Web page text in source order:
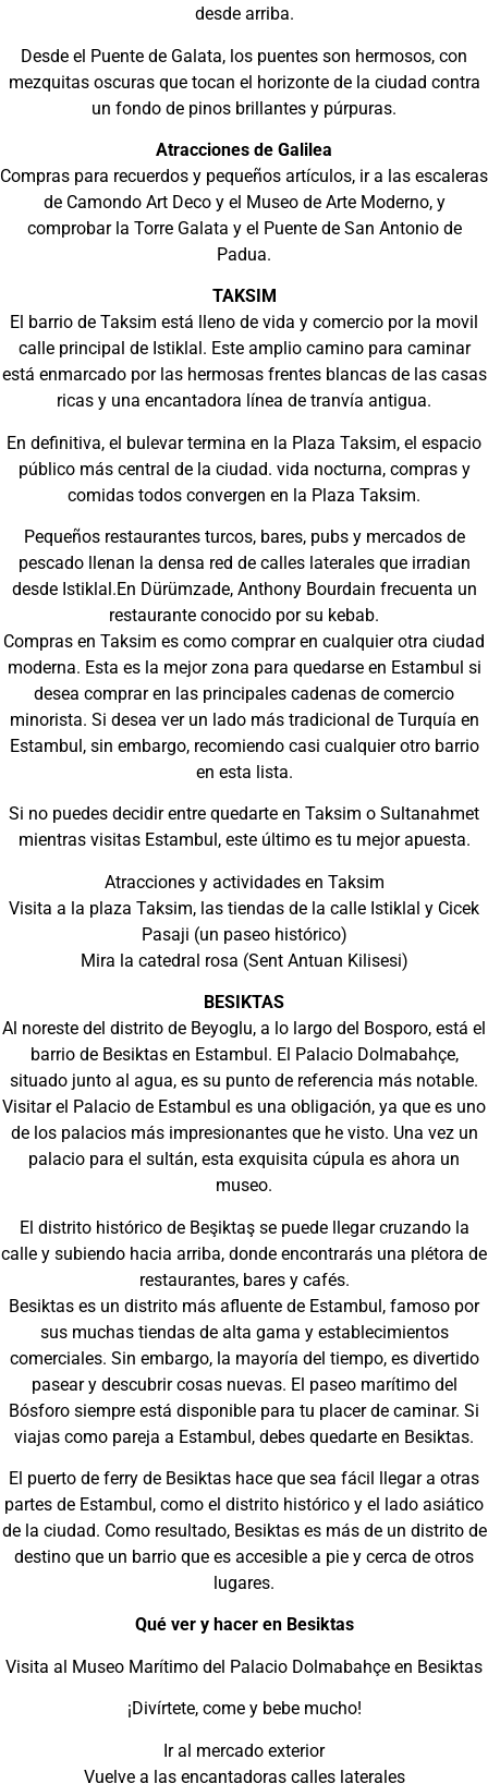
desde arriba.
Desde el Puente de Galata, los puentes son hermosos, con
mezquitas oscuras que tocan el horizonte de la ciudad contra
un fondo de pinos brillantes y púrpuras.
Atracciones de Galilea
Compras para recuerdos y pequeños artículos, ir a las escaleras
de Camondo Art Deco y el Museo de Arte Moderno, y
comprobar la Torre Galata y el Puente de San Antonio de
Padua.
TAKSIM
El barrio de Taksim está lleno de vida y comercio por la movil
calle principal de Istiklal. Este amplio camino para caminar
está enmarcado por las hermosas frentes blancas de las casas
ricas y una encantadora línea de tranvía antigua.
En definitiva, el bulevar termina en la Plaza Taksim, el espacio
público más central de la ciudad. vida nocturna, compras y
comidas todos convergen en la Plaza Taksim.
Pequeños restaurantes turcos, bares, pubs y mercados de
pescado llenan la densa red de calles laterales que irradian
desde Istiklal.En Dürümzade, Anthony Bourdain frecuenta un
restaurante conocido por su kebab.
Compras en Taksim es como comprar en cualquier otra ciudad
moderna. Esta es la mejor zona para quedarse en Estambul si
desea comprar en las principales cadenas de comercio
minorista. Si desea ver un lado más tradicional de Turquía en
Estambul, sin embargo, recomiendo casi cualquier otro barrio
en esta lista.
Si no puedes decidir entre quedarte en Taksim o Sultanahmet
mientras visitas Estambul, este último es tu mejor apuesta.
Atracciones y actividades en Taksim
Visita a la plaza Taksim, las tiendas de la calle Istiklal y Cicek
Pasaji (un paseo histórico)
Mira la catedral rosa (Sent Antuan Kilisesi)
BESIKTAS
Al noreste del distrito de Beyoglu, a lo largo del Bosporo, está el
barrio de Besiktas en Estambul. El Palacio Dolmabahçe,
situado junto al agua, es su punto de referencia más notable.
Visitar el Palacio de Estambul es una obligación, ya que es uno
de los palacios más impresionantes que he visto. Una vez un
palacio para el sultán, esta exquisita cúpula es ahora un
museo.
El distrito histórico de Beşiktaş se puede llegar cruzando la
calle y subiendo hacia arriba, donde encontrarás una plétora de
restaurantes, bares y cafés.
Besiktas es un distrito más afluente de Estambul, famoso por
sus muchas tiendas de alta gama y establecimientos
comerciales. Sin embargo, la mayoría del tiempo, es divertido
pasear y descubrir cosas nuevas. El paseo marítimo del
Bósforo siempre está disponible para tu placer de caminar. Si
viajas como pareja a Estambul, debes quedarte en Besiktas.
El puerto de ferry de Besiktas hace que sea fácil llegar a otras
partes de Estambul, como el distrito histórico y el lado asiático
de la ciudad. Como resultado, Besiktas es más de un distrito de
destino que un barrio que es accesible a pie y cerca de otros
lugares.
Qué ver y hacer en Besiktas
Visita al Museo Marítimo del Palacio Dolmabahçe en Besiktas
¡Divírtete, come y bebe mucho!
Ir al mercado exterior
Vuelve a las encantadoras calles laterales